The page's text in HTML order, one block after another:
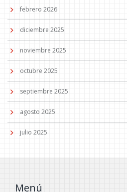
febrero 2026
diciembre 2025
noviembre 2025
octubre 2025
septiembre 2025
agosto 2025
julio 2025
Menú